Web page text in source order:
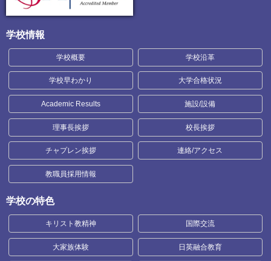
学校情報
学校概要 学校沿革
学校早わかり 大学合格状況
Academic Results 施設/設備
理事長挨拶 校長挨拶
チャプレン挨拶 連絡/アクセス
教職員採用情報
学校の特色
キリスト教精神 国際交流
大家族体験 日英融合教育